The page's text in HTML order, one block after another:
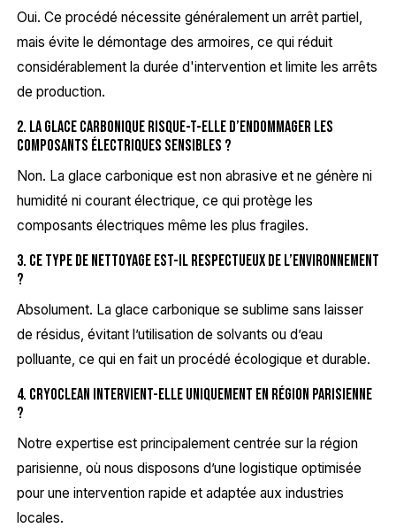
Oui. Ce procédé nécessite généralement un arrêt partiel,
mais évite le démontage des armoires, ce qui réduit
considérablement la durée d'intervention et limite les arrêts
de production.
2. La glace carbonique risque-t-elle d’endommager les
composants électriques sensibles ?
Non. La glace carbonique est non abrasive et ne génère ni
humidité ni courant électrique, ce qui protège les
composants électriques même les plus fragiles.
3. Ce type de nettoyage est-il respectueux de l’environnement
?
Absolument. La glace carbonique se sublime sans laisser
de résidus, évitant l’utilisation de solvants ou d’eau
polluante, ce qui en fait un procédé écologique et durable.
4. Cryoclean intervient-elle uniquement en région parisienne
?
Notre expertise est principalement centrée sur la région
parisienne, où nous disposons d’une logistique optimisée
pour une intervention rapide et adaptée aux industries
locales.